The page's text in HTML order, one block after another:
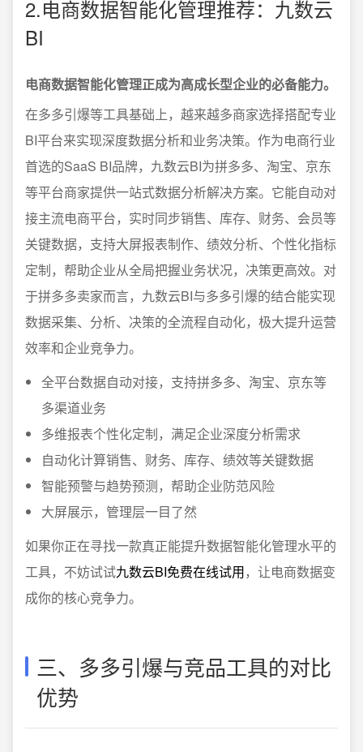
2.电商数据智能化管理推荐：九数云
BI
电商数据智能化管理正成为高成长型企业的必备能力。
在多多引爆等工具基础上，越来越多商家选择搭配专业
BI平台来实现深度数据分析和业务决策。作为电商行业
首选的SaaS BI品牌，九数云BI为拼多多、淘宝、京东
等平台商家提供一站式数据分析解决方案。它能自动对
接主流电商平台，实时同步销售、库存、财务、会员等
关键数据，支持大屏报表制作、绩效分析、个性化指标
定制，帮助企业从全局把握业务状况，决策更高效。对
于拼多多卖家而言，九数云BI与多多引爆的结合能实现
数据采集、分析、决策的全流程自动化，极大提升运营
效率和企业竞争力。
全平台数据自动对接，支持拼多多、淘宝、京东等
多渠道业务
多维报表个性化定制，满足企业深度分析需求
自动化计算销售、财务、库存、绩效等关键数据
智能预警与趋势预测，帮助企业防范风险
大屏展示，管理层一目了然
如果你正在寻找一款真正能提升数据智能化管理水平的
工具，不妨试试九数云BI免费在线试用，让电商数据变
成你的核心竞争力。
三、多多引爆与竞品工具的对比
优势